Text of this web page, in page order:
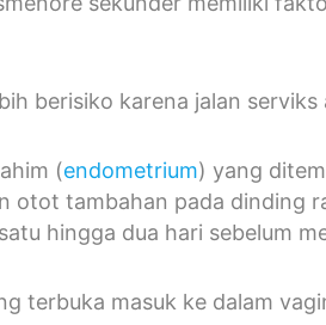
berisiko karena jalan
(endometrium) yang
otot tambahan pada dinding
hingga dua hari sebelum
terbuka masuk ke dalam